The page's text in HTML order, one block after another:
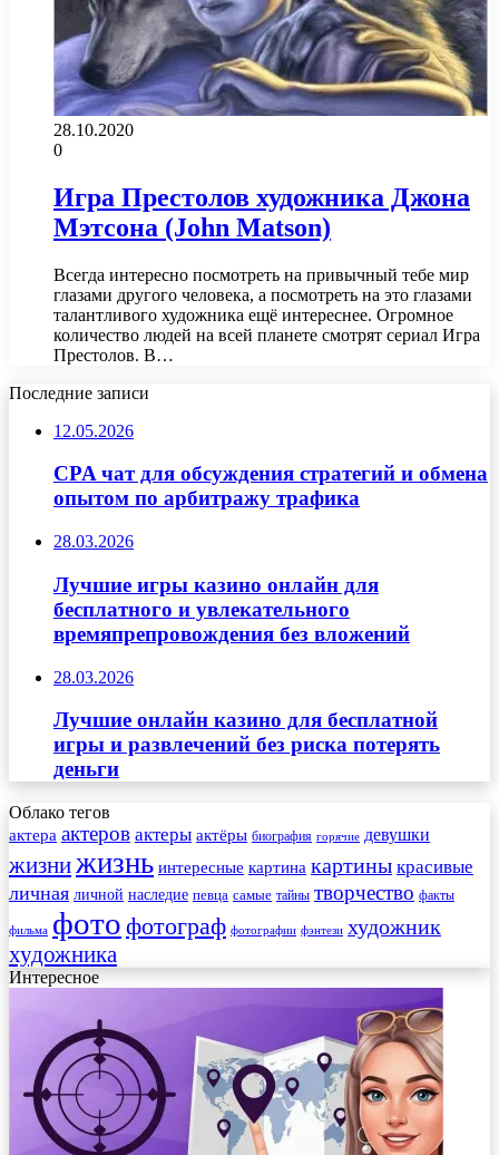
28.10.2020
0
Игра Престолов художника Джона
Мэтсона (John Matson)
Всегда интересно посмотреть на привычный тебе мир
глазами другого человека, а посмотреть на это глазами
талантливого художника ещё интереснее. Огромное
количество людей на всей планете смотрят сериал Игра
Престолов. В…
Последние записи
12.05.2026
CPA чат для обсуждения стратегий и обмена
опытом по арбитражу трафика
28.03.2026
Лучшие игры казино онлайн для
бесплатного и увлекательного
времяпрепровождения без вложений
28.03.2026
Лучшие онлайн казино для бесплатной
игры и развлечений без риска потерять
деньги
Облако тегов
актера актеров актеры актёры биография горячие девушки
жизнижизнь интересные картина картины красивые
личная личной наследие певца самые тайны творчество факты
фильма фото фотограф фотографии фэнтези художник
художника
Интересное